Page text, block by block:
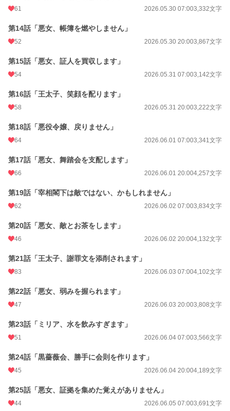
61 2026.05.30 07:003,332文字
第14話「悪女、帳簿を燃やしません」
52 2026.05.30 20:003,867文字
第15話「悪女、証人を買収します」
54 2026.05.31 07:003,142文字
第16話「王太子、笑顔を配ります」
58 2026.05.31 20:003,222文字
第18話「悪役令嬢、戻りません」
64 2026.06.01 07:003,341文字
第17話「悪女、舞踏会を支配します」
66 2026.06.01 20:004,257文字
第19話「宰相閣下は敵ではない、かもしれません」
62 2026.06.02 07:003,834文字
第20話「悪女、敵とお茶をします」
46 2026.06.02 20:004,132文字
第21話「王太子、謝罪文を添削されます」
83 2026.06.03 07:004,102文字
第22話「悪女、弱みを握られます」
47 2026.06.03 20:003,808文字
第23話「ミリア、水を飲みすぎます」
51 2026.06.04 07:003,566文字
第24話「黒薔薇会、勝手に会則を作ります」
45 2026.06.04 20:004,189文字
第25話「悪女、証拠を集めた覚えがありません」
44 2026.06.05 07:003,691文字